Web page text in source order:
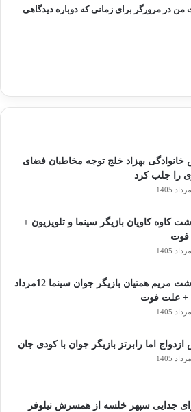
من در مرورگر برای زمانی که دوباره دیدگاهی
بهزاد خلج توجه مخاطبان فضای
را جلب کرد
کاوه کاویان بازیگر سینما و تلویزیون +
فوت
درگذشت مریم همتیان بازیگر جوان سینما 12مرداد
اما رابرتز بازیگر جوان با کودی جان
جدایی سپهر خلسه از همسرش نیلوفر